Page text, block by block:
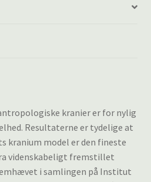
kranier er for nylig
Resultaterne er tydelige at
kranium model er den fineste
videnskabeligt fremstillet
i samlingen på Institut